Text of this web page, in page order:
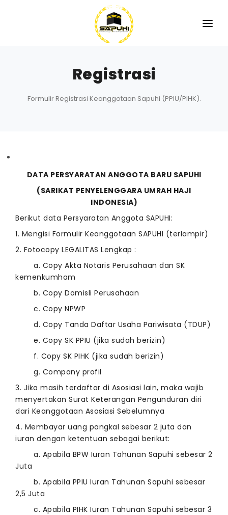
Registrasi
Formulir Registrasi Keanggotaan Sapuhi (PPIU/PIHK).
DATA PERSYARATAN ANGGOTA BARU SAPUHI
(SARIKAT PENYELENGGARA UMRAH HAJI
INDONESIA)
Berikut data Persyaratan Anggota SAPUHI:
1. Mengisi Formulir Keanggotaan SAPUHI (terlampir)
2. Fotocopy LEGALITAS Lengkap :
a. Copy Akta Notaris Perusahaan dan SK
kemenkumham
b. Copy Domisli Perusahaan
c. Copy NPWP
d. Copy Tanda Daftar Usaha Pariwisata (TDUP)
e. Copy SK PPIU (jika sudah berizin)
f. Copy SK PIHK (jika sudah berizin)
g. Company profil
3. Jika masih terdaftar di Asosiasi lain, maka wajib
menyertakan Surat Keterangan Pengunduran diri
dari Keanggotaan Asosiasi Sebelumnya
4. Membayar uang pangkal sebesar 2 juta dan
iuran dengan ketentuan sebagai berikut:
a. Apabila BPW Iuran Tahunan Sapuhi sebesar 2
Juta
b. Apabila PPIU Iuran Tahunan Sapuhi sebesar
2,5 Juta
c. Apabila PIHK Iuran Tahunan Sapuhi sebesar 3